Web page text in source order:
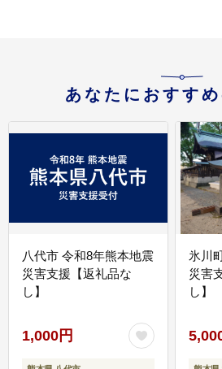
あなたにおすす
八代市 令和8年熊本地震
災害支援【返礼品な
し】
1,000円
氷川
災害
し】